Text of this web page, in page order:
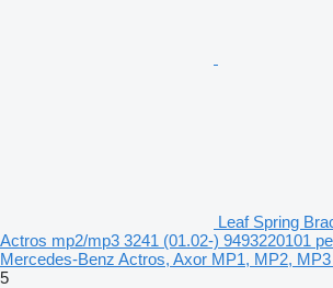
Leaf Spring
Actros mp2/mp3 3241 (01.02-) 9493220101
Mercedes-Benz Actros, Axor MP1, MP2,
5